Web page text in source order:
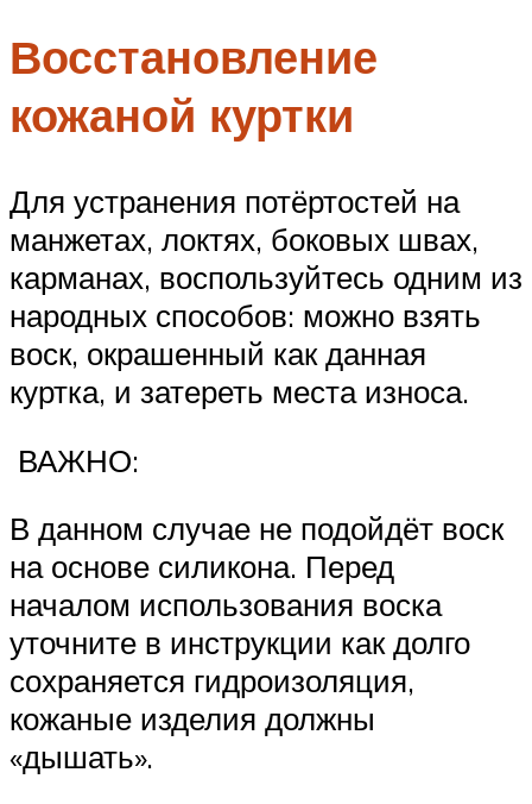
Восстановление
кожаной куртки
Для устранения потёртостей на
манжетах, локтях, боковых швах,
карманах, воспользуйтесь одним из
народных способов: можно взять
воск, окрашенный как данная
куртка, и затереть места износа.
ВАЖНО:
В данном случае не подойдёт воск
на основе силикона. Перед
началом использования воска
уточните в инструкции как долго
сохраняется гидроизоляция,
кожаные изделия должны
«дышать».